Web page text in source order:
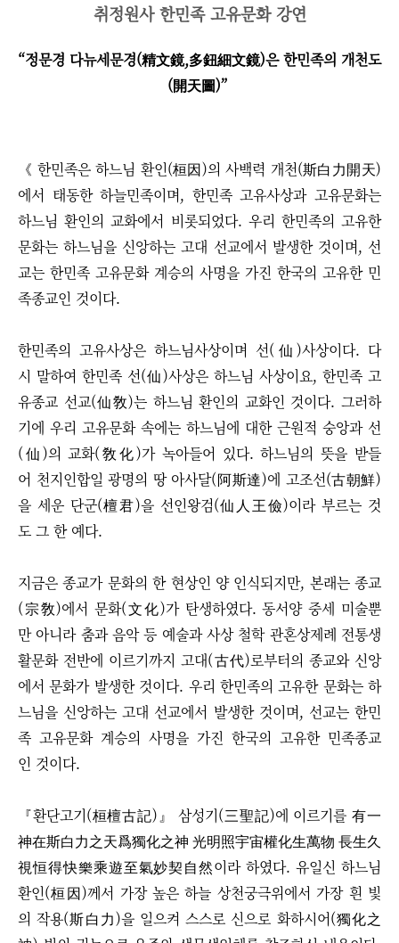
취정원사 한민족 고유문화 강연
“정문경 다뉴세문경(精文鏡,多鈕細文鏡)은 한민족의 개천도
(開天圖)”
《 한민족은 하느님 환인(桓因)의 사백력 개천(斯白力開天)
에서 태동한 하늘민족이며, 한민족 고유사상과 고유문화는
하느님 환인의 교화에서 비롯되었다. 우리 한민족의 고유한
문화는 하느님을 신앙하는 고대 선교에서 발생한 것이며, 선
교는 한민족 고유문화 계승의 사명을 가진 한국의 고유한 민
족종교인 것이다.
한민족의 고유사상은 하느님사상이며 선(仙)사상이다. 다
시 말하여 한민족 선(仙)사상은 하느님 사상이요, 한민족 고
유종교 선교(仙敎)는 하느님 환인의 교화인 것이다. 그러하
기에 우리 고유문화 속에는 하느님에 대한 근원적 숭앙과 선
(仙)의 교화(敎化)가 녹아들어 있다. 하느님의 뜻을 받들
어 천지인합일 광명의 땅 아사달(阿斯達)에 고조선(古朝鮮)
을 세운 단군(檀君)을 선인왕검(仙人王儉)이라 부르는 것
도 그 한 예다.
지금은 종교가 문화의 한 현상인 양 인식되지만, 본래는 종교
(宗敎)에서 문화(文化)가 탄생하였다. 동서양 중세 미술뿐
만 아니라 춤과 음악 등 예술과 사상 철학 관혼상제례 전통생
활문화 전반에 이르기까지 고대(古代)로부터의 종교와 신앙
에서 문화가 발생한 것이다. 우리 한민족의 고유한 문화는 하
느님을 신앙하는 고대 선교에서 발생한 것이며, 선교는 한민
족 고유문화 계승의 사명을 가진 한국의 고유한 민족종교
인 것이다.
『환단고기(桓檀古記)』 삼성기(三聖記)에 이르기를 有一
神在斯白力之天爲獨化之神 光明照宇宙權化生萬物 長生久
視恒得快樂乘遊至氣妙契自然이라 하였다. 유일신 하느님
환인(桓因)께서 가장 높은 하늘 상천궁극위에서 가장 흰 빛
의 작용(斯白力)을 일으켜 스스로 신으로 화하시어(獨化之